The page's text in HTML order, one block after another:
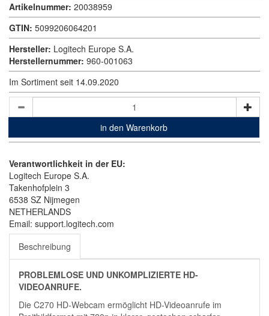
Artikelnummer: 20038959
GTIN: 5099206064201
Hersteller: Logitech Europe S.A.
Herstellernummer: 960-001063
Im Sortiment seit 14.09.2020
in den Warenkorb
Verantwortlichkeit in der EU:
Logitech Europe S.A.
Takenhofplein 3
6538 SZ Nijmegen
NETHERLANDS
Email: support.logitech.com
Beschreibung
PROBLEMLOSE UND UNKOMPLIZIERTE HD-
VIDEOANRUFE.
Die C270 HD-Webcam ermöglicht HD-Videoanrufe im